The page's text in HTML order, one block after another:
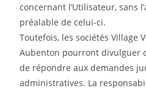
concernant l’Utilisateur, sans
préalable de celui-ci.
Toutefois, les sociétés Village
Aubenton pourront divulguer
de répondre aux demandes
administratives. La